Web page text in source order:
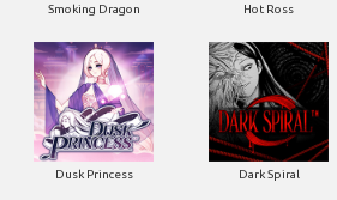
Smoking Dragon Hot Ross
Dusk Princess Dark Spiral